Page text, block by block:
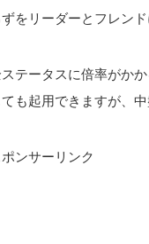
ずをリーダーとフレン
テータスに倍率がかか
ても起用できますが、
ポンサーリンク